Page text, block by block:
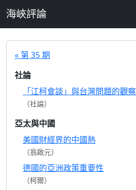
海峽評論
« 第 35 期
社論
「江柯會談」與台灣問題的觀察
（社論）
亞太與中國
美國財經界的中國熱
（翁啟元）
德國的亞洲政策重要性
（柯爾）